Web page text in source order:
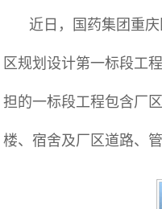
近日，国药集团重
区规划设计第一标段工
担的一标段工程包含厂
楼、宿舍及厂区道路、